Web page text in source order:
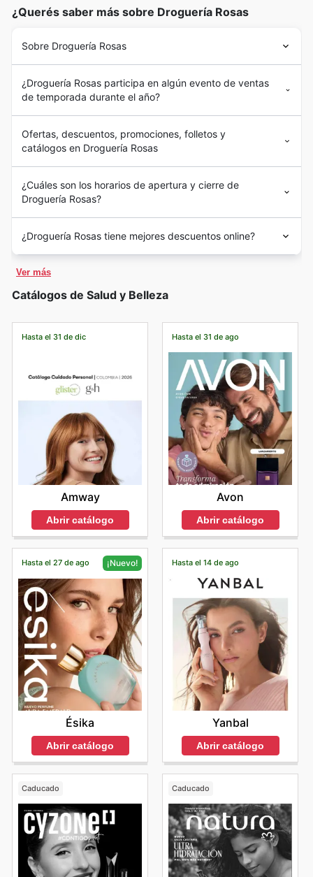
¿Querés saber más sobre Droguería Rosas
Sobre Droguería Rosas
¿Droguería Rosas participa en algún evento de ventas
de temporada durante el año?
Ofertas, descuentos, promociones, folletos y
catálogos en Droguería Rosas
¿Cuáles son los horarios de apertura y cierre de
Droguería Rosas?
¿Droguería Rosas tiene mejores descuentos online?
Ver más
Catálogos de Salud y Belleza
Hasta el 31 de dic
Amway
Abrir catálogo
Hasta el 31 de ago
Avon
Abrir catálogo
Hasta el 27 de ago ¡Nuevo!
Ésika
Abrir catálogo
Hasta el 14 de ago
Yanbal
Abrir catálogo
Caducado Caducado